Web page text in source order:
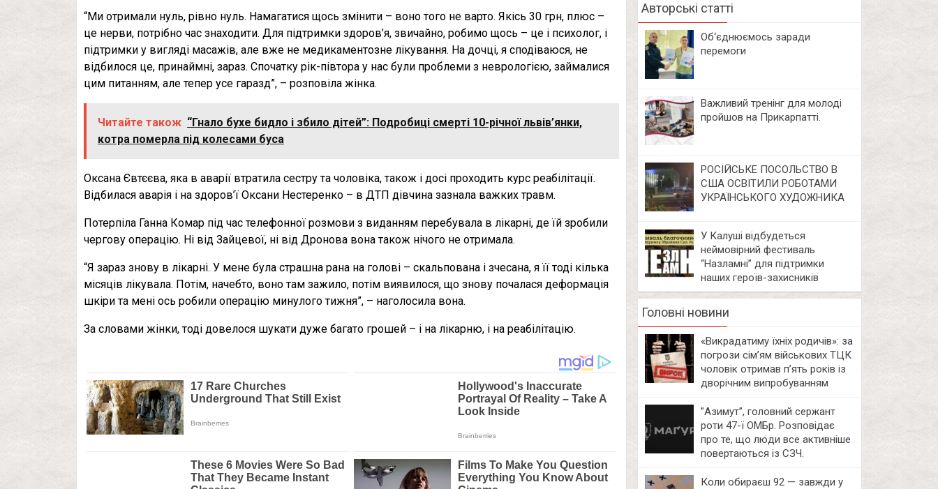
“Ми отримали нуль, рівно нуль. Намагатися щось змінити – воно того не варто. Якісь 30 грн, плюс –
це нерви, потрібно час знаходити. Для підтримки здоров’я, звичайно, робимо щось – це і психолог, і
підтримки у вигляді масажів, але вже не медикаментозне лікування. На дочці, я сподіваюся, не
відбилося це, принаймні, зараз. Спочатку рік-півтора у нас були проблеми з неврологією, займалися
цим питанням, але тепер усе гаразд”, – розповіла жінка.
Читайте також “Гнало бухе бидло і збило дітей”: Подробиці смерті 10-річної львів’янки,
котра померла під колесами буса
Оксана Євтєєва, яка в аварії втратила сестру та чоловіка, також і досі проходить курс реабілітації.
Відбилася аварія і на здоров’ї Оксани Нестеренко – в ДТП дівчина зазнала важких травм.
Потерпіла Ганна Комар під час телефонної розмови з виданням перебувала в лікарні, де їй зробили
чергову операцію. Ні від Зайцевої, ні від Дронова вона також нічого не отримала.
“Я зараз знову в лікарні. У мене була страшна рана на голові – скальпована і зчесана, я її тоді кілька
місяців лікувала. Потім, начебто, воно там зажило, потім виявилося, що знову почалася деформація
шкіри та мені ось робили операцію минулого тижня”, – наголосила вона.
За словами жінки, тоді довелося шукати дуже багато грошей – і на лікарню, і на реабілітацію.
Авторські статті
Об‘єднюємось заради
перемоги
Важливий тренінг для молоді
пройшов на Прикарпатті.
РОСІЙСЬКЕ ПОСОЛЬСТВО В
США ОСВІТИЛИ РОБОТАМИ
УКРАЇНСЬКОГО ХУДОЖНИКА
У Калуші відбудеться
неймовірний фестиваль
“Назламні” для підтримки
наших героїв-захисників
Головні новини
«Викрадатиму їхніх родичів»: за
погрози сім’ям військових ТЦК
чоловік отримав п’ять років із
дворічним випробуванням
⁨”Азимут”, головний сержант
роти 47-ї ОМБр. Розповідає
про те, що люди все активніше
повертаються із СЗЧ.
Коли обираєш 92 — завжди у